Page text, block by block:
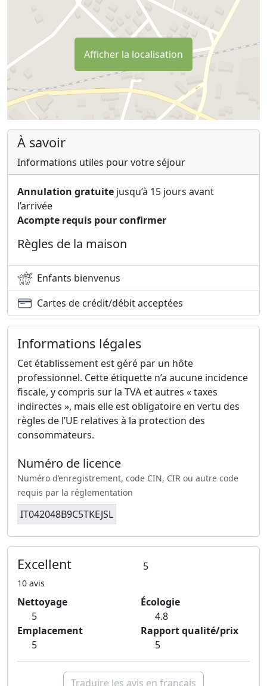
Afficher la localisation
À savoir
Informations utiles pour votre séjour
Annulation gratuite jusqu’à 15 jours avant
l’arrivée
Acompte requis pour confirmer
Règles de la maison
Enfants bienvenus
Cartes de crédit/débit acceptées
Informations légales
Cet établissement est géré par un hôte
professionnel. Cette étiquette n’a aucune incidence
fiscale, y compris sur la TVA et autres « taxes
indirectes », mais elle est obligatoire en vertu des
règles de l’UE relatives à la protection des
consommateurs.
Numéro de licence
Numéro d’enregistrement, code CIN, CIR ou autre code
requis par la réglementation
IT042048B9C5TKEJSL
Excellent 5
10 avis
Nettoyage
5
Écologie
4.8
Emplacement
5
Rapport qualité/prix
5
Traduire les avis en français